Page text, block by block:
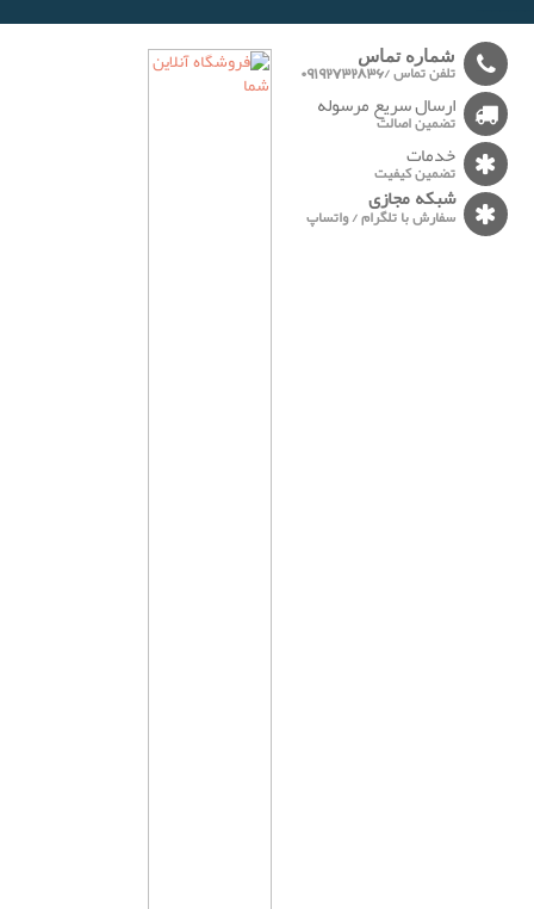
شماره تماس
تلفن تماس /09192732836
ارسال سریع مرسوله
تضمین اصالت
خدمات
تضمین کیفیت
شبکه مجازی
سفارش با تلگرام / واتساپ